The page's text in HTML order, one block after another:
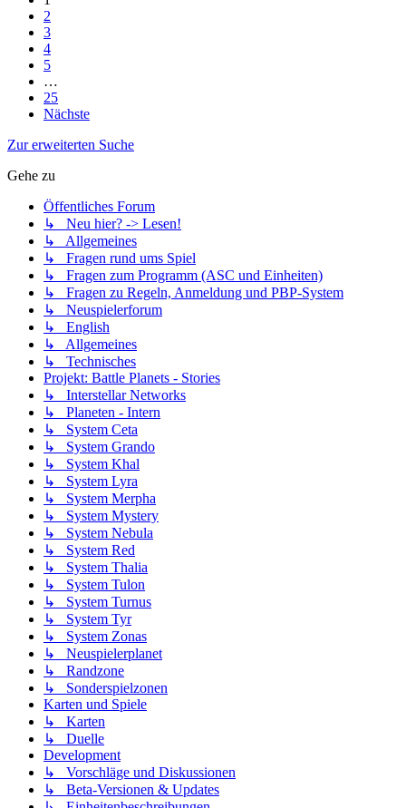
2
3
4
5
…
25
Nächste
Zur erweiterten Suche
Gehe zu
Öffentliches Forum
↳ Neu hier? -> Lesen!
↳ Allgemeines
↳ Fragen rund ums Spiel
↳ Fragen zum Programm (ASC und Einheiten)
↳ Fragen zu Regeln, Anmeldung und PBP-System
↳ Neuspielerforum
↳ English
↳ Allgemeines
↳ Technisches
Projekt: Battle Planets - Stories
↳ Interstellar Networks
↳ Planeten - Intern
↳ System Ceta
↳ System Grando
↳ System Khal
↳ System Lyra
↳ System Merpha
↳ System Mystery
↳ System Nebula
↳ System Red
↳ System Thalia
↳ System Tulon
↳ System Turnus
↳ System Tyr
↳ System Zonas
↳ Neuspielerplanet
↳ Randzone
↳ Sonderspielzonen
Karten und Spiele
↳ Karten
↳ Duelle
Development
↳ Vorschläge und Diskussionen
↳ Beta-Versionen & Updates